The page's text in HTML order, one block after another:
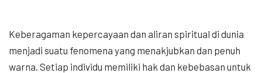
Keberagaman kepercayaan dan aliran spiritual di dunia
menjadi suatu fenomena yang menakjubkan dan penuh
warna. Setiap individu memiliki hak dan kebebasan untuk